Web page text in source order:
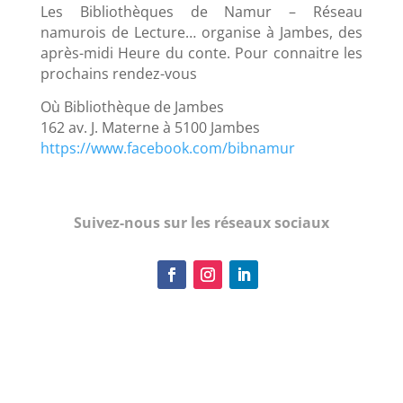
Les Bibliothèques de Namur – Réseau
namurois de Lecture… organise à Jambes, des
après-midi Heure du conte. Pour connaitre les
prochains rendez-vous
Où Bibliothèque de Jambes
162 av. J. Materne à 5100 Jambes
https://www.facebook.com/bibnamur
Suivez-nous sur les réseaux sociaux